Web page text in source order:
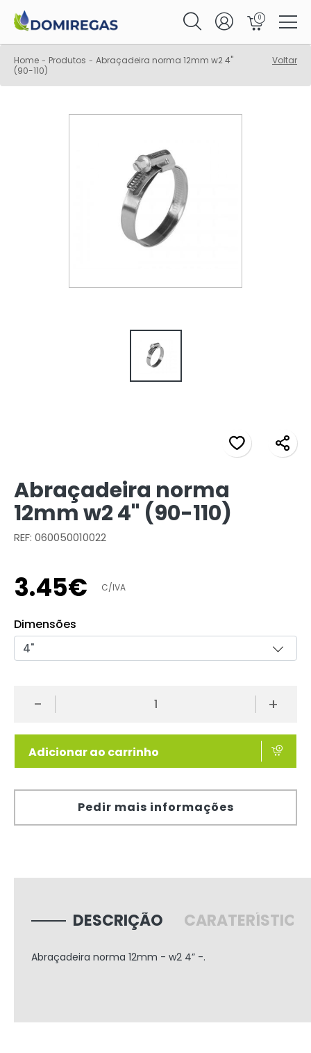
0
Home - Produtos - Abraçadeira norma 12mm w2 4"
(90-110)
Voltar
Abraçadeira norma
12mm w2 4" (90-110)
REF: 060050010022
3.45€ C/IVA
Dimensões
- +
Adicionar ao carrinho
Pedir mais informações
DESCRIÇÃO
Abraçadeira norma 12mm - w2 4” -.